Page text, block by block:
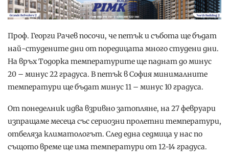
Проф. Георги Рачев посочи, че петък и събота ще бъдат
най-студените дни от поредицата много студени дни.
На връх Тодорка температурите ще паднат до минус
20 – минус 22 градуса. В петък в София минималните
температури ще бъдат минус 11 – минус 10 градуса.
От понеделник идва взривно затопляне, на 27 февруари
изпращаме месеца със сериозни пролетни температури,
отбеляза климатологът. След една седмица у нас по
същото време ще има температури от 12-14 градуса.